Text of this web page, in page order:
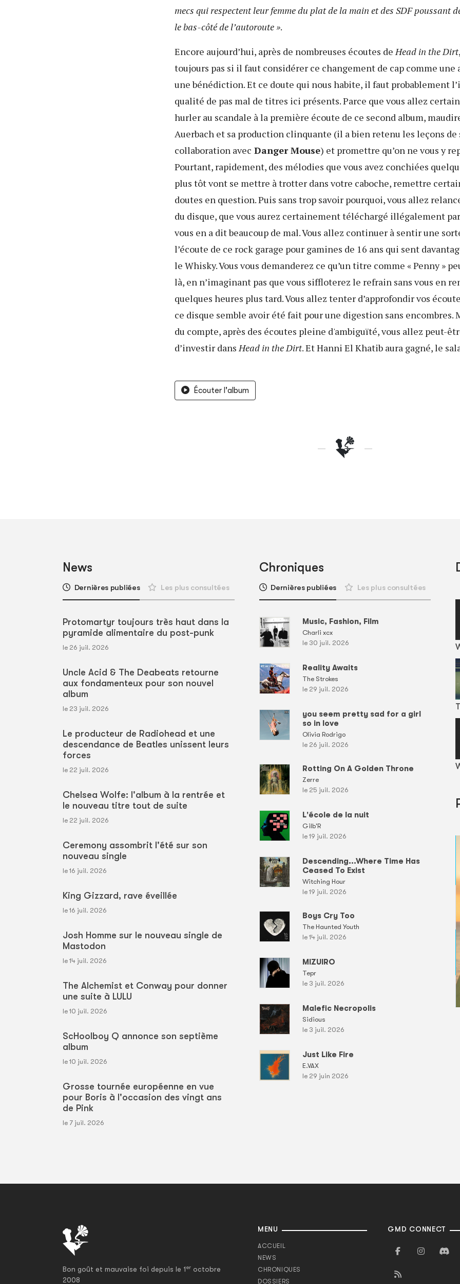
mecs qui respectent leur femme du plat de la main et des SDF poussant
le bas-côté de l’autoroute ».
Encore aujourd’hui, après de nombreuses écoutes de Head in the Dirt
toujours pas si il faut considérer ce changement de cap comme une
une bénédiction. Et ce doute qui nous habite, il faut probablement
qualité de pas mal de titres ici présents. Parce que vous allez
hurler au scandale à la première écoute de ce second album,
Auerbach et sa production clinquante (il a bien retenu les leçons de
collaboration avec Danger Mouse) et promettre qu’on ne vous y
Pourtant, rapidement, des mélodies que vous avez conchiées
plus tôt vont se mettre à trotter dans votre caboche, remettre
doutes en question. Puis sans trop savoir pourquoi, vous allez
du disque, que vous aurez certainement téléchargé illégalement
vous en a dit beaucoup de mal. Vous allez continuer à sentir une
l’écoute de ce rock garage pour gamines de 16 ans qui sent
le Whisky. Vous vous demanderez ce qu’un titre comme « Penny »
là, en n’imaginant pas que vous siffloterez le refrain sans vous en
quelques heures plus tard. Vous allez tenter d’approfondir vos
ce disque semble avoir été fait pour une digestion sans encombres.
du compte, après des écoutes pleine d'ambiguïté, vous allez peut-
d’investir dans Head in the Dirt. Et Hanni El Khatib aura gagné, le
Écouter l'album
News
Dernières publiées Les plus consultées
Protomartyr toujours très haut dans la
pyramide alimentaire du post-punk
le 26 juil. 2026
Uncle Acid & The Deabeats retourne
aux fondamenteux pour son nouvel
album
le 23 juil. 2026
Le producteur de Radiohead et une
descendance de Beatles unissent leurs
forces
le 22 juil. 2026
Chelsea Wolfe: l'album à la rentrée et
le nouveau titre tout de suite
le 22 juil. 2026
Ceremony assombrit l'été sur son
nouveau single
le 16 juil. 2026
King Gizzard, rave éveillée
le 16 juil. 2026
Josh Homme sur le nouveau single de
Mastodon
le 14 juil. 2026
The Alchemist et Conway pour donner
une suite à LULU
le 10 juil. 2026
ScHoolboy Q annonce son septième
album
le 10 juil. 2026
Grosse tournée européenne en vue
pour Boris à l'occasion des vingt ans
de Pink
le 7 juil. 2026
Chroniques
Dernières publiées Les plus consultées
Music, Fashion, Film
Charli xcx
le 30 juil. 2026
Reality Awaits
The Strokes
le 29 juil. 2026
you seem pretty sad for a girl
so in love
Olivia Rodrigo
le 26 juil. 2026
Rotting On A Golden Throne
Zerre
le 25 juil. 2026
L'école de la nuit
Gilb'R
le 19 juil. 2026
Descending...Where Time Has
Ceased To Exist
Witching Hour
le 19 juil. 2026
Boys Cry Too
The Haunted Youth
le 14 juil. 2026
MIZUIRO
Tepr
le 3 juil. 2026
Malefic Necropolis
Sidious
le 3 juil. 2026
Just Like Fire
E.VAX
le 29 juin 2026
Bon goût et mauvaise foi depuis le 1er octobre
2008
MENU
ACCUEIL
NEWS
CHRONIQUES
DOSSIERS
GMD CONNECT